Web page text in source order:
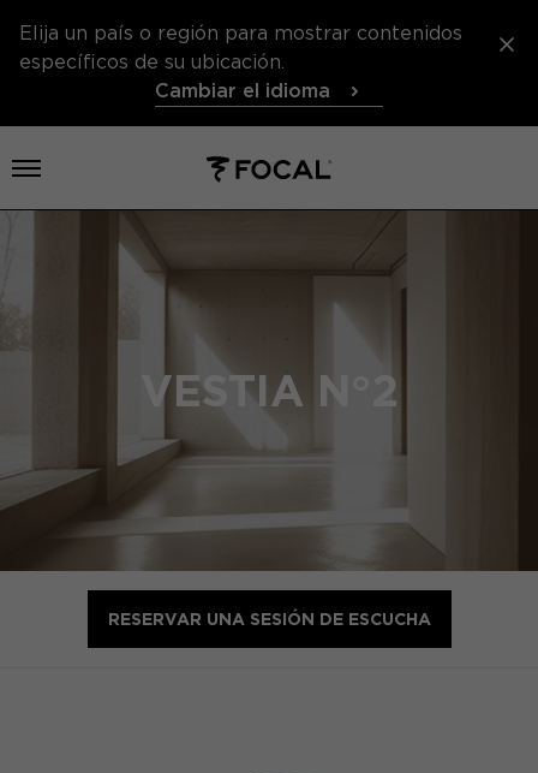
Elija un país o región para mostrar contenidos
específicos de su ubicación.
Cambiar el idioma
Abrir el menú
VESTIA N°2
RESERVAR UNA SESIÓN DE ESCUCHA